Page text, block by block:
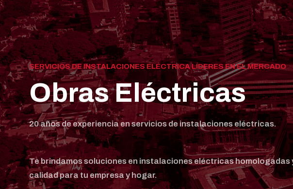
SERVICIOS DE INSTALACIONES ELÉCTRICA LÍDERES EN EL MERCADO
Obras Eléctricas
20 años de experiencia en servicios de instalaciones eléctricas.
Te brindamos soluciones en instalaciones eléctricas homologadas
calidad para tu empresa y hogar.